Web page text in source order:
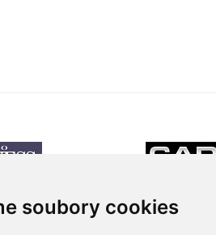
soubory cookies